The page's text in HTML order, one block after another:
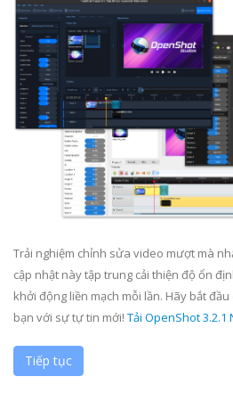
Trải nghiệm chỉnh sửa video mượt mà
cập nhật này tập trung cải thiện độ ổn
khởi động liền mạch mỗi lần. Hãy bắt
bạn với sự tự tin mới! Tải OpenShot 3.2.1
Tiếp tục